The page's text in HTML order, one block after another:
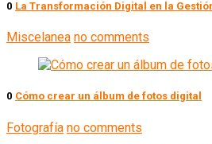
0 La Transformación Digital en la
Miscelanea no comments
0 Cómo crear un álbum de fotos digital
Fotografía no comments